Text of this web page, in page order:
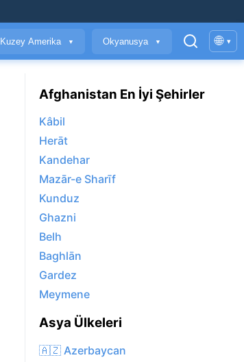
Kuzey Amerika ▼ Okyanusya ▼ 🌐 ▾
Afghanistan En İyi Şehirler
Kâbil
Herāt
Kandehar
Mazār-e Sharīf
Kunduz
Ghazni
Belh
Baghlān
Gardez
Meymene
Asya Ülkeleri
🇦🇿 Azerbaycan